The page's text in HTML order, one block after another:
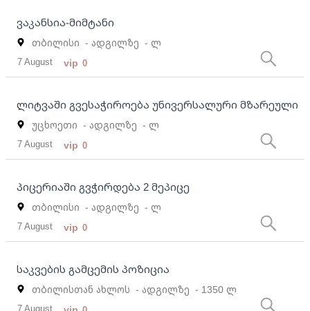
ვაკანსია-მიმტანი
თბილისი - ადგილზე - ლ
7 August vip 0
ლიტვაში გვესაჭიროება უნივერსალური მზარეული
უცხოეთი - ადგილზე - ლ
7 August vip 0
პიცერიაში გვჭირდება 2 მეპიცე
თბილისი - ადგილზე - ლ
7 August vip 0
საკვების გამცემის პოზიცია
თბილისთან ახლოს - ადგილზე - 1350 ლ
7 August